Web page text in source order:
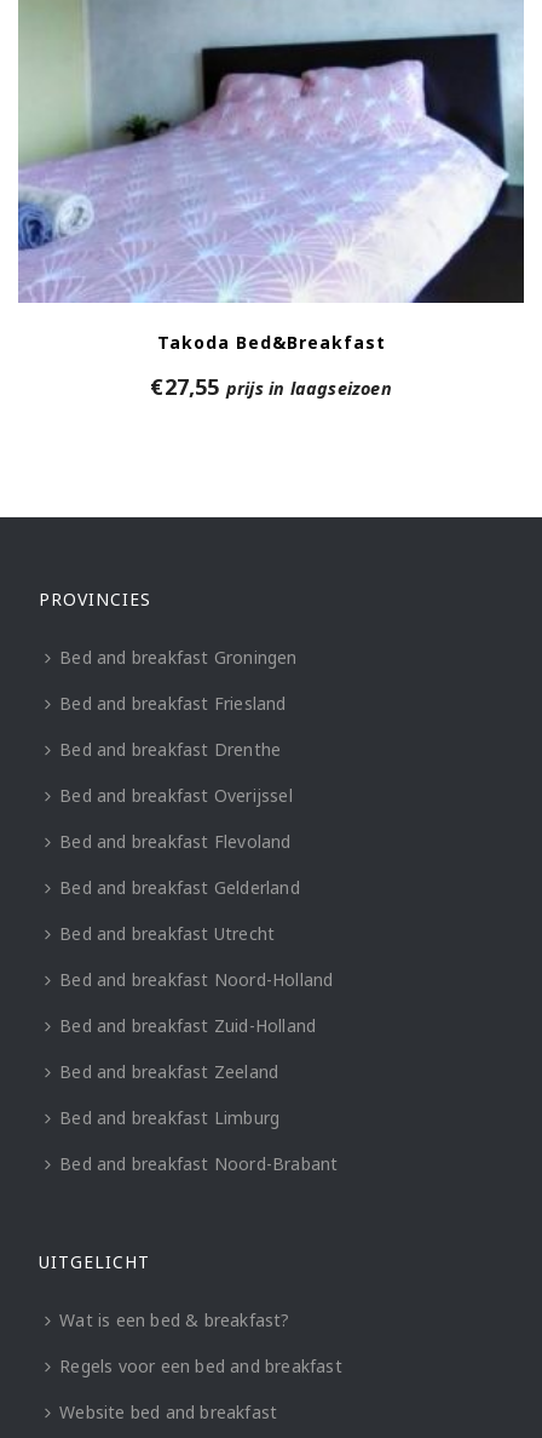
Takoda Bed&Breakfast
€27,55 prijs in laagseizoen
PROVINCIES
Bed and breakfast Groningen
Bed and breakfast Friesland
Bed and breakfast Drenthe
Bed and breakfast Overijssel
Bed and breakfast Flevoland
Bed and breakfast Gelderland
Bed and breakfast Utrecht
Bed and breakfast Noord-Holland
Bed and breakfast Zuid-Holland
Bed and breakfast Zeeland
Bed and breakfast Limburg
Bed and breakfast Noord-Brabant
UITGELICHT
Wat is een bed & breakfast?
Regels voor een bed and breakfast
Website bed and breakfast